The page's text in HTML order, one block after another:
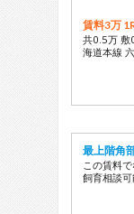
賃料3万
共0.5万 敷
海道本線
最上階角
この賃料
飼育相談可